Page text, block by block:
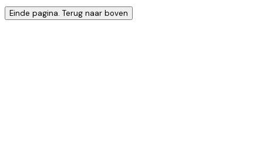
Einde pagina. Terug naar boven